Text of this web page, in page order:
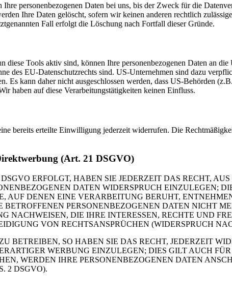
personenbezogenen Daten bei uns, bis der Zweck für die
Ihre Daten gelöscht, sofern wir keinen anderen rechtlich
Fall erfolgt die Löschung nach Fortfall dieser Gründe.
Tools aktiv sind, können Ihre personenbezogenen Daten an
des EU-Datenschutzrechts sind. US-Unternehmen sind dazu
Es kann daher nicht ausgeschlossen werden, dass US-Behörden
haben auf diese Verarbeitungstätigkeiten keinen Einfluss.
bereits erteilte Einwilligung jederzeit widerrufen. Die
(Art. 21 DSGVO)
ERFOLGT, HABEN SIE JEDERZEIT DAS RECHT,
DATEN WIDERSPRUCH EINZULEGEN;
AUF DENEN EINE VERARBEITUNG BERUHT,
PERSONENBEZOGENEN DATEN NICHT
DIE IHRE INTERESSEN, RECHTE UND
VON RECHTSANSPRÜCHEN (WIDERSPRUCH
BETREIBEN, SO HABEN SIE DAS RECHT, JEDERZEIT
WERBUNG EINZULEGEN; DIES GILT AUCH
WERDEN IHRE PERSONENBEZOGENEN DATEN
2 DSGVO).